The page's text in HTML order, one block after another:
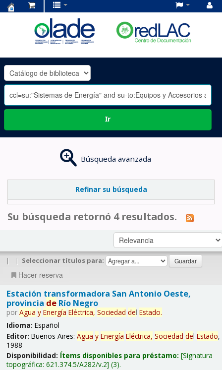
OLADE
-
Ir
Búsqueda avanzada
Refinar su búsqueda
Su búsqueda retornó 4 resultados.
| | Seleccionar títulos para:
Hacer reserva
Estación transformadora San Antonio Oeste,
provincia deRío Negro
por Agua y Energía Eléctrica, Sociedad del Estado.
Idioma: Español
Editor: Buenos Aires: Agua y Energía Eléctrica, Sociedad del Estado,
1988
Disponibilidad: Ítems disponibles para préstamo: Signatura
topográfica: 621.374.5/A282/v.2 (3).